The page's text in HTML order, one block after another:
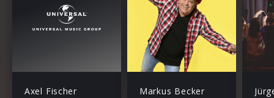
Axel Fischer Markus Becker